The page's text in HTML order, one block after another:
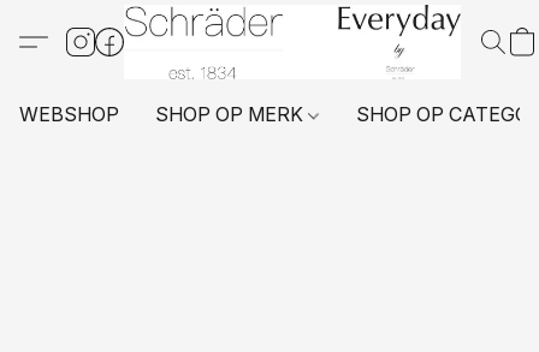
WEBSHOP SHOP OP MERK SHOP OP